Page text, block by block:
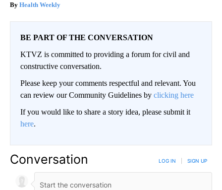
Health Weekly
BE PART OF THE CONVERSATION
KTVZ is committed to providing a forum for civil and
constructive conversation.
Please keep your comments respectful and relevant. You
can review our Community Guidelines by clicking here
If you would like to share a story idea, please submit it
here.
Conversation LOG IN SIGN UP